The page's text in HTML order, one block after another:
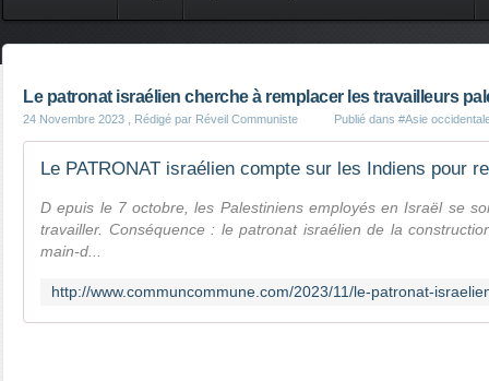
Le patronat israélien cherche à remplacer les travailleurs
24 Novembre 2023 , Rédigé par Réveil Communiste Publié dans #Asie
D epuis le 7 octobre, les Palestiniens employés en Israël se
travailler. Conséquence : le patronat israélien de la
main-d...